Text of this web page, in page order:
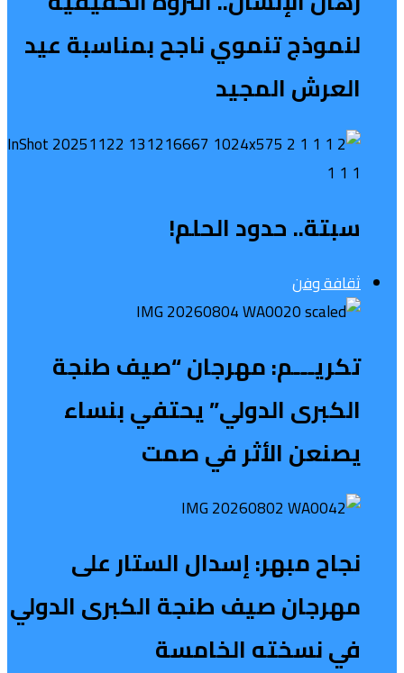
لنموذج تنموي ناجح بمناسبة عيد
العرش المجيد
سبتة.. حدود الحلم!
ثقافة وفن
تكريـــم: مهرجان “صيف طنجة
الكبرى الدولي” يحتفي بنساء
يصنعن الأثر في صمت
نجاح مبهر: إسدال الستار على
مهرجان صيف طنجة الكبرى الدولي
في نسخته الخامسة